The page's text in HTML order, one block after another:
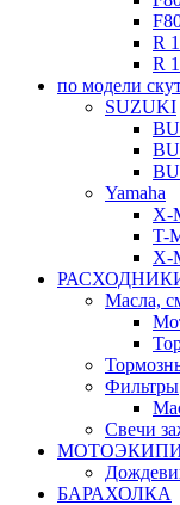
R
R
по модели
SUZUKI
Yamaha
X-
T-
X-
Масла,
Фильтры
Свечи
БАРАХОЛКА